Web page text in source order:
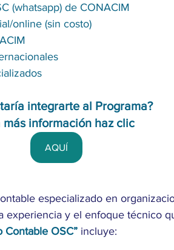
(whatsapp) de CONACIM
online (sin costo)
integrarte al Programa?
más información haz clic
AQUÍ
especializado en
experiencia y el enfoque técnico
Contable OSC” incluye: